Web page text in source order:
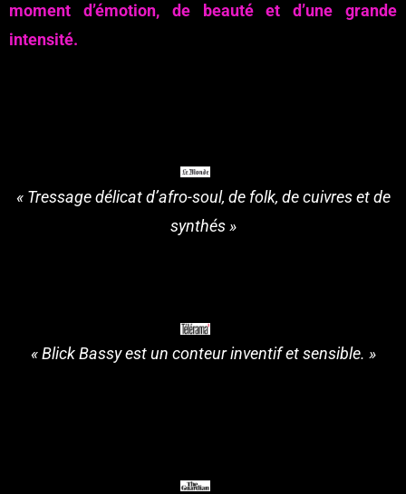
moment d’émotion, de beauté et d’une grande
intensité.
« Tressage délicat d’afro-soul, de folk, de cuivres et de
synthés »
« Blick Bassy est un conteur inventif et sensible. »